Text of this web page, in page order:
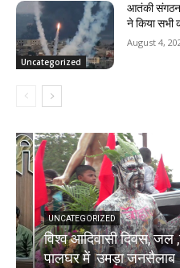
Uncategorized
आतंकी संगठन
ने किया सभी
August 4,
UNCATEGORIZED
विश्व आदिवासी दिवस, जल
पालघर में उमड़ा जनसैलाब